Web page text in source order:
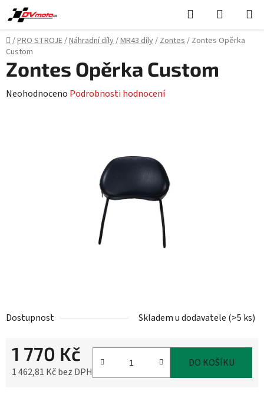
Přejít
na
obsah
Hledat
KOŠÍK
Domů
/PRO STROJE/Náhradní díly/MR43 díly/Zontes/ Zontes Opěrka
Custom
Dostupnost Skladem u dodavatele (>5 ks)
1 770 Kč
1 462,81 Kč bez DPH
DO KOŠÍKU
Zontes Opěrka Custom
Průměrné
Neohodnoceno Podrobnosti hodnocení